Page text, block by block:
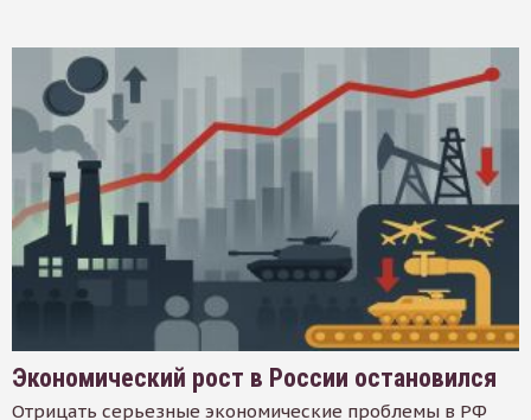
Экономический рост в России остановился
Отрицать серьезные экономические проблемы в РФ